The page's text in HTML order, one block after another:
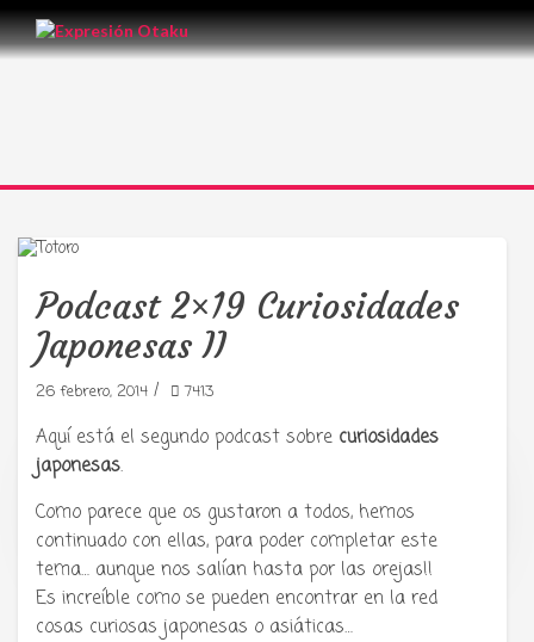
Tu radio y podcast sobre manga,
anime y cultura japonesa ツ
Podcast 2×19 Curiosidades
Japonesas II
26 febrero, 2014 / 7413
Aquí está el segundo podcast sobre curiosidades
japonesas.
Como parece que os gustaron a todos, hemos
continuado con ellas, para poder completar este
tema… aunque nos salían hasta por las orejas!!
Es increíble como se pueden encontrar en la red
cosas curiosas japonesas o asiáticas…